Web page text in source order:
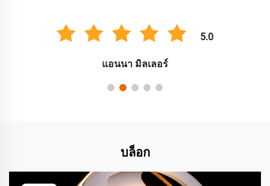
5.0
แอนนา มิลเลอร์
บล็อก